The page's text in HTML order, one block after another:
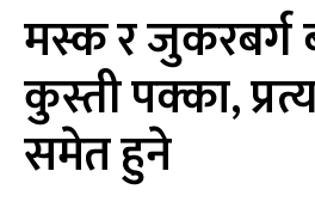
मस्क र जुकरबर्ग
कुस्ती पक्का,
समेत हुने